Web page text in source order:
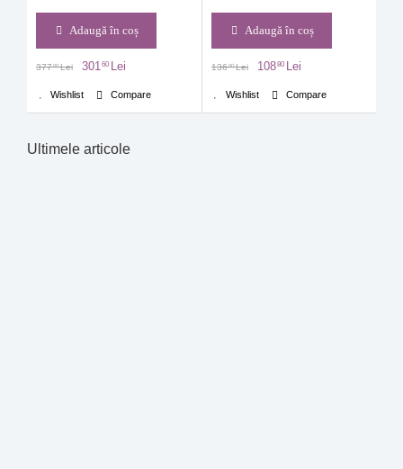
Adaugă în coș
37700 Lei 301 60 Lei
Wishlist Compare
Adaugă în coș
136 00 Lei 10880 Lei
Wishlist Compare
Ultimele articole